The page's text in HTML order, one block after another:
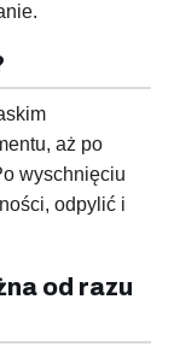
aż po
wyschnięciu
odpylić i
od razu